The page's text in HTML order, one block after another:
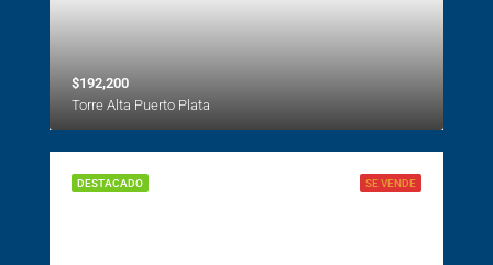
$192,200
Torre Alta Puerto Plata
SE VENDE
DESTACADO